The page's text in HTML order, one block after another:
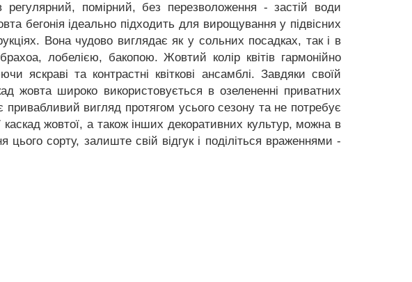
помірний, без перезволоження - застій води
бегонія ідеально підходить для вирощування у підвісних
Вона чудово виглядає як у сольних посадках, так і в
лобелією, бакопою. Жовтий колір квітів гармонійно
яскраві та контрастні квіткові ансамблі. Завдяки своїй
жовта широко використовується в озелененні приватних
привабливий вигляд протягом усього сезону та не потребує
жовтої, а також інших декоративних культур, можна в
сорту, залиште свій відгук і поділіться враженнями -